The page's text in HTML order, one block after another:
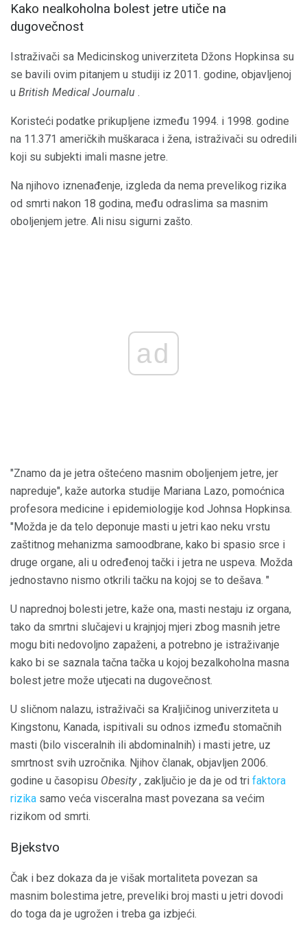
Kako nealkoholna bolest jetre utiče na
dugovečnost
Istraživači sa Medicinskog univerziteta Džons Hopkinsa su
se bavili ovim pitanjem u studiji iz 2011. godine, objavljenoj
u British Medical Journalu .
Koristeći podatke prikupljene između 1994. i 1998. godine
na 11.371 američkih muškaraca i žena, istraživači su odredili
koji su subjekti imali masne jetre.
Na njihovo iznenađenje, izgleda da nema prevelikog rizika
od smrti nakon 18 godina, među odraslima sa masnim
oboljenjem jetre. Ali nisu sigurni zašto.
ad
"Znamo da je jetra oštećeno masnim oboljenjem jetre, jer
napreduje", kaže autorka studije Mariana Lazo, pomoćnica
profesora medicine i epidemiologije kod Johnsa Hopkinsa.
"Možda je da telo deponuje masti u jetri kao neku vrstu
zaštitnog mehanizma samoodbrane, kako bi spasio srce i
druge organe, ali u određenoj tački i jetra ne uspeva. Možda
jednostavno nismo otkrili tačku na kojoj se to dešava. "
U naprednoj bolesti jetre, kaže ona, masti nestaju iz organa,
tako da smrtni slučajevi u krajnjoj mjeri zbog masnih jetre
mogu biti nedovoljno zapaženi, a potrebno je istraživanje
kako bi se saznala tačna tačka u kojoj bezalkoholna masna
bolest jetre može utjecati na dugovečnost.
U sličnom nalazu, istraživači sa Kraljičinog univerziteta u
Kingstonu, Kanada, ispitivali su odnos između stomačnih
masti (bilo visceralnih ili abdominalnih) i masti jetre, uz
smrtnost svih uzročnika. Njihov članak, objavljen 2006.
godine u časopisu Obesity, zaključio je da je od tri faktora
rizika samo veća visceralna mast povezana sa većim
rizikom od smrti.
Bjekstvo
Čak i bez dokaza da je višak mortaliteta povezan sa
masnim bolestima jetre, preveliki broj masti u jetri dovodi
do toga da je ugrožen i treba ga izbjeći.